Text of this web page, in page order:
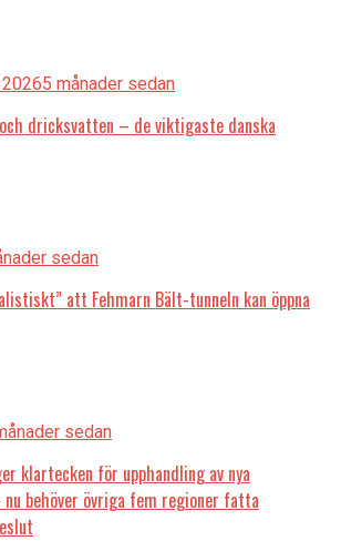
5 månader sedan
dricksvatten – de viktigaste danska
sedan
att Fehmarn Bält-tunneln kan öppna
sedan
klartecken för upphandling av nya
behöver övriga fem regioner fatta